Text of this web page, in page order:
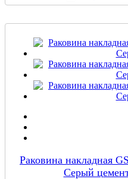
Раковина накладная
Серый